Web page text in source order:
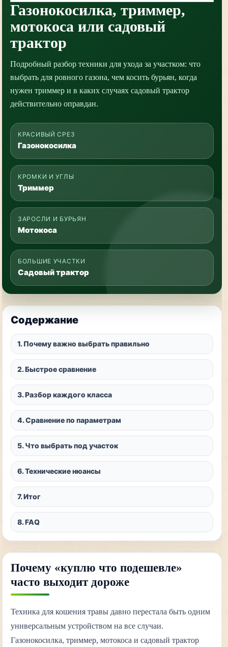
Газонокосилка, триммер,
мотокоса или садовый
трактор
Подробный разбор техники для ухода за участком: что
выбрать для ровного газона, чем косить бурьян, когда
нужен триммер и в каких случаях садовый трактор
действительно оправдан.
КРАСИВЫЙ СРЕЗ
Газонокосилка
КРОМКИ И УГЛЫ
Триммер
ЗАРОСЛИ И БУРЬЯН
Мотокоса
БОЛЬШИЕ УЧАСТКИ
Садовый трактор
Содержание
1. Почему важно выбрать правильно
2. Быстрое сравнение
3. Разбор каждого класса
4. Сравнение по параметрам
5. Что выбрать под участок
6. Технические нюансы
7. Итог
8. FAQ
Почему «куплю что подешевле»
часто выходит дороже
Техника для кошения травы давно перестала быть одним
универсальным устройством на все случаи.
Газонокосилка, триммер, мотокоса и садовый трактор